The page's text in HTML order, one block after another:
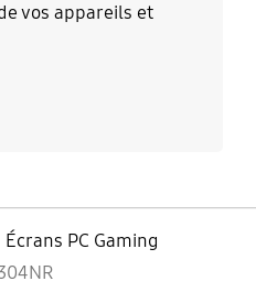
vos appareils et
Écrans PC Gaming